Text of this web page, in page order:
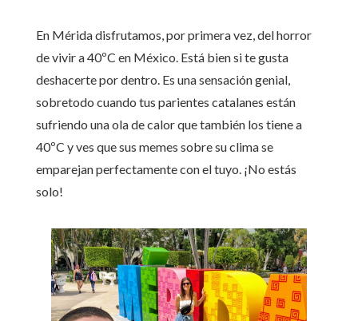
En Mérida disfrutamos, por primera vez, del horror
de vivir a 40ºC en México. Está bien si te gusta
deshacerte por dentro. Es una sensación genial,
sobretodo cuando tus parientes catalanes están
sufriendo una ola de calor que también los tiene a
40ºC y ves que sus memes sobre su clima se
emparejan perfectamente con el tuyo. ¡No estás
solo!